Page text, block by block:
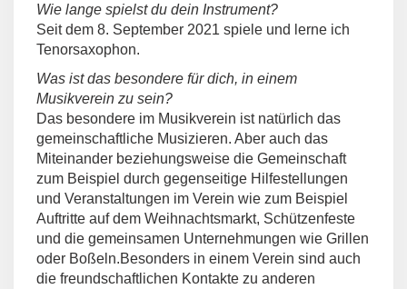
Wie lange spielst du dein Instrument?
Seit dem 8. September 2021 spiele und lerne ich
Tenorsaxophon.
Was ist das besondere für dich, in einem
Musikverein zu sein?
Das besondere im Musikverein ist natürlich das
gemeinschaftliche Musizieren. Aber auch das
Miteinander beziehungsweise die Gemeinschaft
zum Beispiel durch gegenseitige Hilfestellungen
und Veranstaltungen im Verein wie zum Beispiel
Auftritte auf dem Weihnachtsmarkt, Schützenfeste
und die gemeinsamen Unternehmungen wie Grillen
oder Boßeln.Besonders in einem Verein sind auch
die freundschaftlichen Kontakte zu anderen